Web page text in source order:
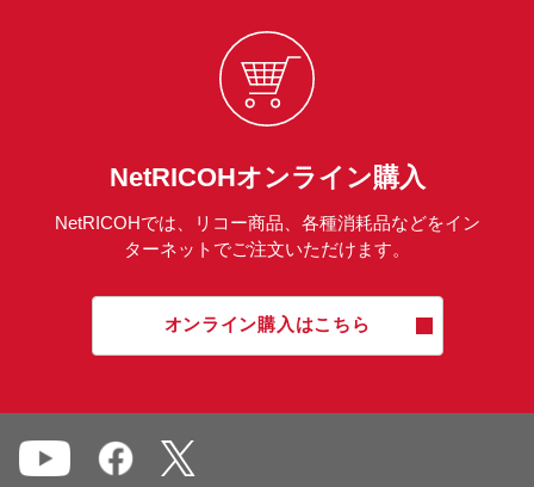
NetRICOHオンライン購入
NetRICOHでは、リコー商品、各種消耗品などをイン
ターネットでご注文いただけます。
オンライン購入はこちら